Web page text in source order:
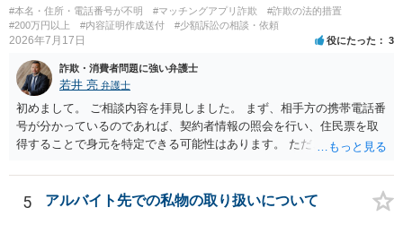
#本名・住所・電話番号が不明 #マッチングアプリ詐欺
#詐欺の法的措置
#200万円以上
#内容証明作成送付 #少額訴訟の相談・依頼
2026年7月17日 役にたった 3
詐欺・消費者問題に強い弁護士
若井 亮 弁護士
初めまして。 ご相談内容を拝見しました。 まず、相手方の携帯電話番
号が分かっているのであれば、契約者情報の照会を行い、住民票を取
得することで身元を特定できる可能性はあります。 ただ、他人名義の
ろです。 LINEについても、詐欺の事案であれば照会できる可能性はあ
りますが、携帯電話の番号を経由する方法より難しくなります。 身元
を特定した後は、返金の理屈があるかどうかを確認していきます。 基
5 アルバイト先での私物の取り扱いについて